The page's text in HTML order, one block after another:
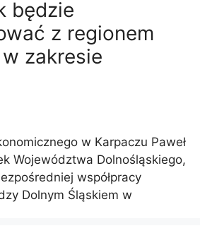
będzie
z regionem
zakresie
w Karpaczu Paweł
Województwa Dolnośląskiego,
współpracy
Dolnym Śląskiem w